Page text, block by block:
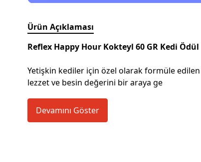
Ürün Açıklaması
Reflex Happy Hour Kokteyl 60 GR Kedi Ödül
Yetişkin kediler için özel olarak formüle
lezzet ve besin değerini bir araya ge
Devamını Göster